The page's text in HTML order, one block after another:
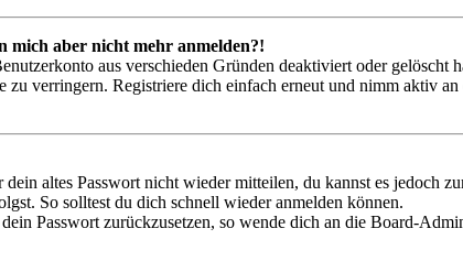
mich aber nicht mehr anmelden?!
aus verschieden Gründen deaktiviert oder
zu verringern. Registriere dich einfach erneut und nimm aktiv
altes Passwort nicht wieder mitteilen, du kannst es jedoch
So solltest du dich schnell wieder anmelden können.
Passwort zurückzusetzen, so wende dich an die Board-